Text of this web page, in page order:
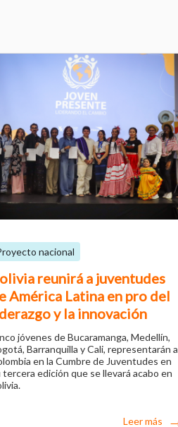
nacional
reunirá a juventudes
América Latina en pro del
y la innovación
jóvenes de Bucaramanga, Medellín,
Barranquilla y Cali, representarán a
en la Cumbre de Juventudes en
tercera edición que se llevará acabo en
Leer más